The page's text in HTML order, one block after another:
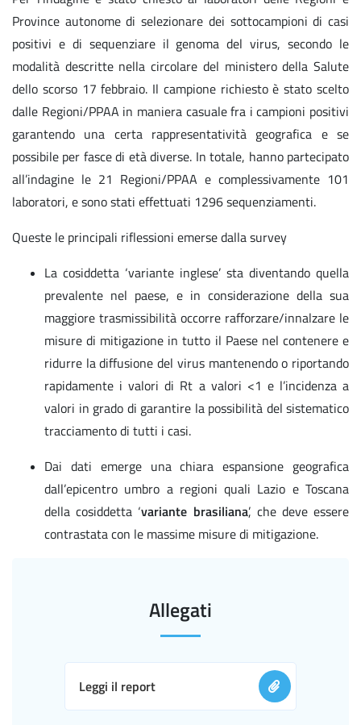
Province autonome di selezionare dei sottocampioni di casi
positivi e di sequenziare il genoma del virus, secondo le
modalità descritte nella circolare del ministero della Salute
dello scorso 17 febbraio. Il campione richiesto è stato scelto
dalle Regioni/PPAA in maniera casuale fra i campioni positivi
garantendo una certa rappresentatività geografica e se
possibile per fasce di età diverse. In totale, hanno partecipato
all’indagine le 21 Regioni/PPAA e complessivamente 101
laboratori, e sono stati effettuati 1296 sequenziamenti.
Queste le principali riflessioni emerse dalla survey
La cosiddetta ‘variante inglese’ sta diventando quella
prevalente nel paese, e in considerazione della sua
maggiore trasmissibilità occorre rafforzare/innalzare le
misure di mitigazione in tutto il Paese nel contenere e
ridurre la diffusione del virus mantenendo o riportando
rapidamente i valori di Rt a valori <1 e l’incidenza a
valori in grado di garantire la possibilità del sistematico
tracciamento di tutti i casi.
Dai dati emerge una chiara espansione geografica
dall’epicentro umbro a regioni quali Lazio e Toscana
della cosiddetta ‘variante brasiliana’, che deve essere
contrastata con le massime misure di mitigazione.
Allegati
Leggi il report